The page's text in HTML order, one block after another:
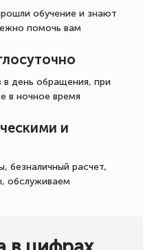
обучение и знают
помочь вам
в день обращения, при
в ночное время
и
безналичный расчет,
обслуживаем